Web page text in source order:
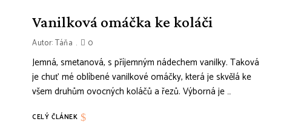
Vanilková omáčka ke koláči
Autor:Táňa 0
Jemná, smetanová, s příjemným nádechem vanilky. Taková
je chuť mé oblíbené vanilkové omáčky, která je skvělá ke
všem druhům ovocných koláčů a řezů. Výborná je …
CELÝ ČLÁNEK